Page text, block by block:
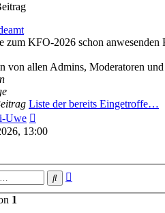
zum KFO-2026 schon anwesenden
von allen Admins, Moderatoren
Liste der bereits Eingetroffe…
Uwe
Beitrag
13:00
Suche
1